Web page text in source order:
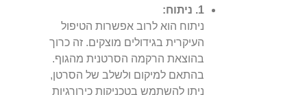
1. ניתוח:
ניתוח הוא לרוב אפשרות הטיפול
העיקרית בגידולים מוצקים. זה כרוך
בהוצאת הרקמה הסרטנית מהגוף.
בהתאם למיקום ולשלב של הסרטן,
ניתן להשתמש בטכניקות כירורגיות